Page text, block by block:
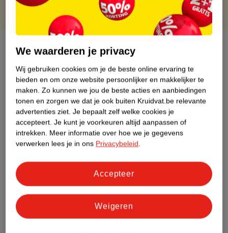
Over dit product
Productinformatie
Etiketinformatie
Nature Impact Score
Dit product heeft (nog) geen Nature
Bestel & Bezorginformatie
We waarderen je privacy
Wij gebruiken cookies om je de beste online ervaring te
bieden en om onze website persoonlijker en makkelijker te
maken. Zo kunnen we jou de beste acties en aanbiedingen
tonen en zorgen we dat je ook buiten Kruidvat.be relevante
advertenties ziet. Je bepaalt zelf welke cookies je
accepteert. Je kunt je voorkeuren altijd aanpassen of
intrekken. Meer informatie over hoe we je gegevens
verwerken lees je in ons Privacybeleid.
Weigeren
Accepteer